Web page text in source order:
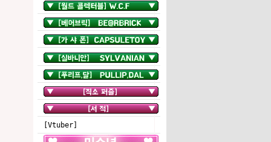
[Vtuber]